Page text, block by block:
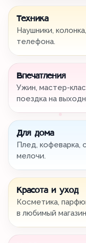
Техника
Наушники,
телефона.
Впечатления
Ужин, мастер-
поездка на
Для дома
Плед, кофеварка,
мелочи.
Красота и уход
Косметика,
в любимый